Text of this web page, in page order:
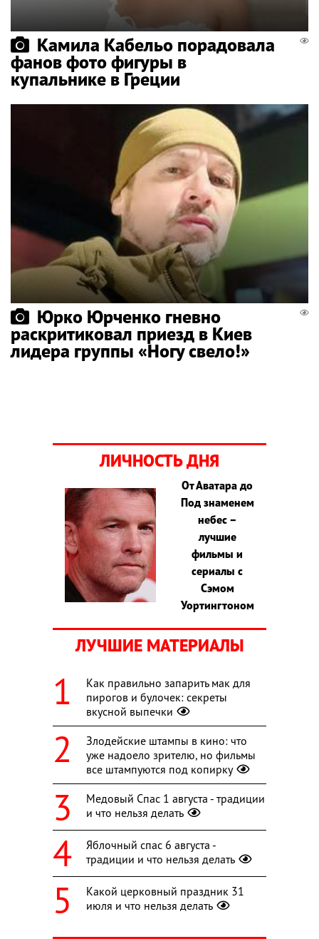
Камила Кабельо порадовала
фанов фото фигуры в
купальнике в Греции
Юрко Юрченко гневно
раскритиковал приезд в Киев
лидера группы «Ногу свело!»
ЛИЧНОСТЬ ДНЯ
От Аватара до
Под знаменем
небес –
лучшие
фильмы и
сериалы с
Сэмом
Уортингтоном
ЛУЧШИЕ МАТЕРИАЛЫ
Как правильно запарить мак для
пирогов и булочек: секреты
вкусной выпечки
Злодейские штампы в кино: что
уже надоело зрителю, но фильмы
все штампуются под копирку
Медовый Спас 1 августа - традиции
и что нельзя делать
Яблочный спас 6 августа -
традиции и что нельзя делать
Какой церковный праздник 31
июля и что нельзя делать